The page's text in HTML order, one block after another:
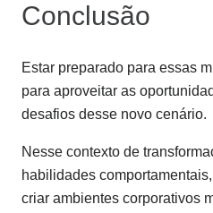
Conclusão
Estar preparado para essas
para aproveitar as
desafios desse novo cenário.
Nesse contexto de
habilidades
criar ambientes corporativos